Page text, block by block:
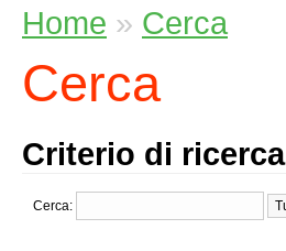
Home » Cerca
Cerca
Criterio di ricerca
Cerca: